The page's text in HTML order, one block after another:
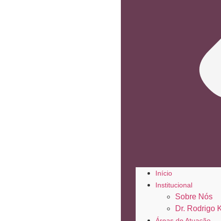
Início
Institucional
Sobre Nós
Dr. Rodrigo